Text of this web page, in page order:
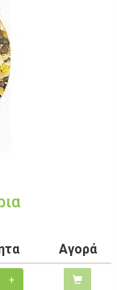
Αγορά
+